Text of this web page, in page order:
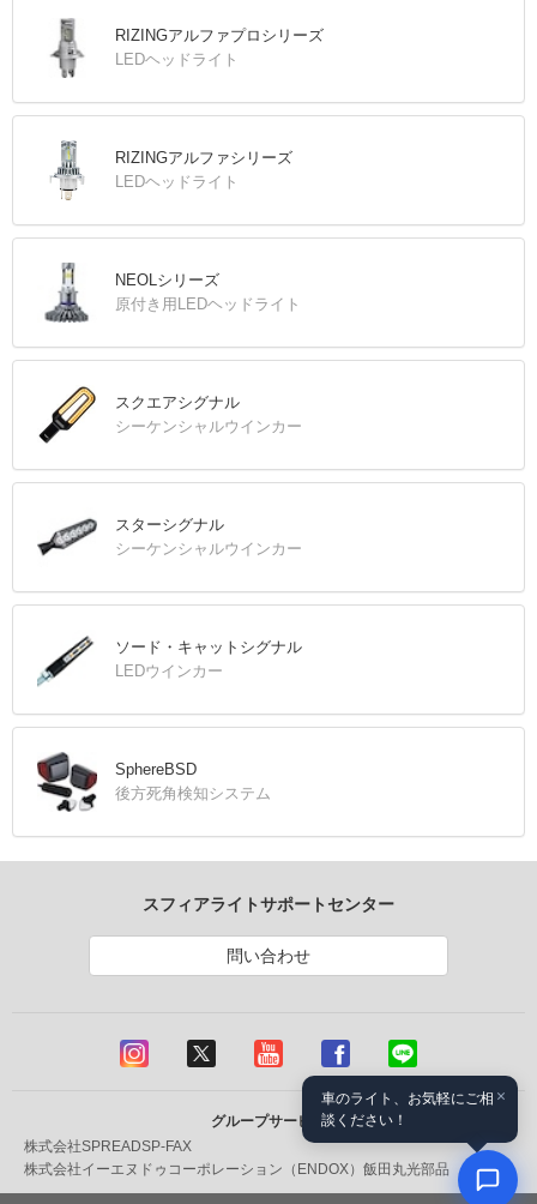
RIZINGアルファプロシリーズ
LEDヘッドライト
RIZINGアルファシリーズ
LEDヘッドライト
NEOLシリーズ
原付き用LEDヘッドライト
スクエアシグナル
シーケンシャルウインカー
スターシグナル
シーケンシャルウインカー
ソード・キャットシグナル
LEDウインカー
SphereBSD
後方死角検知システム
スフィアライトサポートセンター
問い合わせ
グループサービス
株式会社SPREADSP-FAX
株式会社イーエヌドゥコーポレーション（ENDOX） 飯田丸光部品
×
車のライト、お気軽にご相
談ください！